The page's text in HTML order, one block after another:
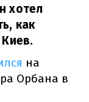
хотел
как
на
Орбана в